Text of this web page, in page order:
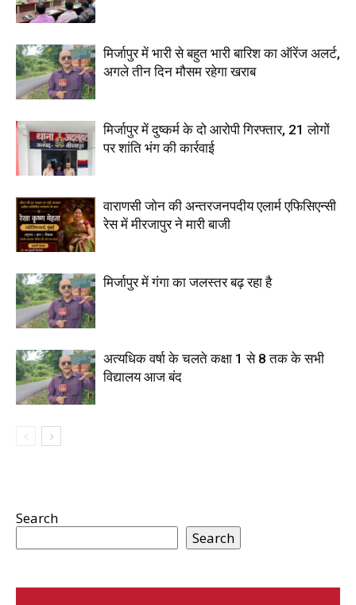
मिर्जापुर में भारी से बहुत भारी बारिश का ऑरेंज अलर्ट,
अगले तीन दिन मौसम रहेगा खराब
मिर्जापुर में दुष्कर्म के दो आरोपी गिरफ्तार, 21 लोगों
पर शांति भंग की कार्रवाई
वाराणसी जोन की अन्तरजनपदीय एलार्म एफिसिएन्सी
रेस में मीरजापुर ने मारी बाजी
मिर्जापुर में गंगा का जलस्तर बढ़ रहा है
अत्यधिक वर्षा के चलते कक्षा 1 से 8 तक के सभी
विद्यालय आज बंद
Search
Search